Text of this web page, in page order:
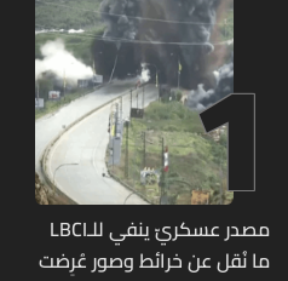
1
مصدر عسكريّ ينفي للـLBCI
ما نُقل عن خرائط وصور عُرِضت